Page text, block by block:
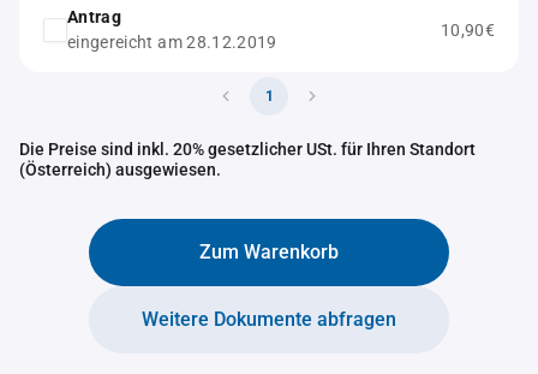
Antrag
eingereicht am 28.12.2019
10,90€
1
Die Preise sind inkl. 20% gesetzlicher USt. für Ihren Standort
(Österreich) ausgewiesen.
Zum Warenkorb
Weitere Dokumente abfragen